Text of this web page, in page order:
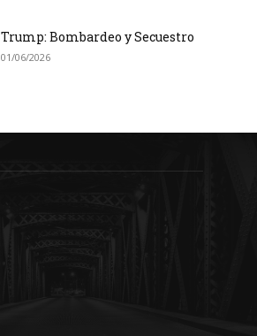
Trump: Bombardeo y Secuestro
01/06/2026